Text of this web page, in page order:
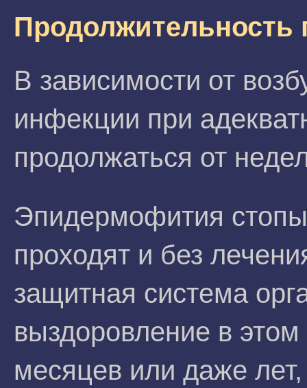
Продолжительность
В зависимости от
инфекции при
продолжаться от
Эпидермофития
проходят и без
защитная система
выздоровление в
месяцев или даже